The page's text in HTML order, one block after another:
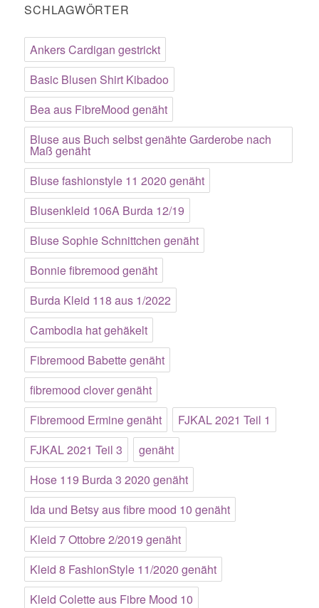
SCHLAGWÖRTER
Ankers Cardigan gestrickt
Basic Blusen Shirt Kibadoo
Bea aus FibreMood genäht
Bluse aus Buch selbst genähte Garderobe nach
Maß genäht
Bluse fashionstyle 11 2020 genäht
Blusenkleid 106A Burda 12/19
Bluse Sophie Schnittchen genäht
Bonnie fibremood genäht
Burda Kleid 118 aus 1/2022
Cambodia hat gehäkelt
Fibremood Babette genäht
fibremood clover genäht
Fibremood Ermine genäht
FJKAL 2021 Teil 1
FJKAL 2021 Teil 3
genäht
Hose 119 Burda 3 2020 genäht
Ida und Betsy aus fibre mood 10 genäht
Kleid 7 Ottobre 2/2019 genäht
Kleid 8 FashionStyle 11/2020 genäht
Kleid Colette aus Fibre Mood 10